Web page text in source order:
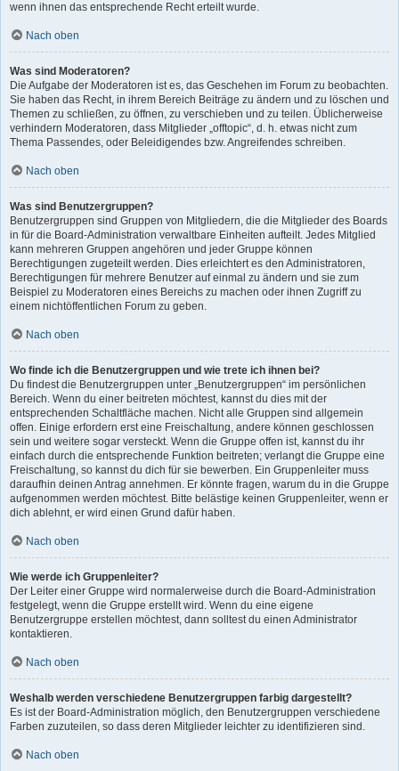
wenn ihnen das entsprechende Recht erteilt wurde.
Nach oben
Was sind Moderatoren?
Die Aufgabe der Moderatoren ist es, das Geschehen im Forum zu beobachten.
Sie haben das Recht, in ihrem Bereich Beiträge zu ändern und zu löschen und
Themen zu schließen, zu öffnen, zu verschieben und zu teilen. Üblicherweise
verhindern Moderatoren, dass Mitglieder „offtopic“, d. h. etwas nicht zum
Thema Passendes, oder Beleidigendes bzw. Angreifendes schreiben.
Nach oben
Was sind Benutzergruppen?
Benutzergruppen sind Gruppen von Mitgliedern, die die Mitglieder des Boards
in für die Board-Administration verwaltbare Einheiten aufteilt. Jedes Mitglied
kann mehreren Gruppen angehören und jeder Gruppe können
Berechtigungen zugeteilt werden. Dies erleichtert es den Administratoren,
Berechtigungen für mehrere Benutzer auf einmal zu ändern und sie zum
Beispiel zu Moderatoren eines Bereichs zu machen oder ihnen Zugriff zu
einem nichtöffentlichen Forum zu geben.
Nach oben
Wo finde ich die Benutzergruppen und wie trete ich ihnen bei?
Du findest die Benutzergruppen unter „Benutzergruppen“ im persönlichen
Bereich. Wenn du einer beitreten möchtest, kannst du dies mit der
entsprechenden Schaltfläche machen. Nicht alle Gruppen sind allgemein
offen. Einige erfordern erst eine Freischaltung, andere können geschlossen
sein und weitere sogar versteckt. Wenn die Gruppe offen ist, kannst du ihr
einfach durch die entsprechende Funktion beitreten; verlangt die Gruppe eine
Freischaltung, so kannst du dich für sie bewerben. Ein Gruppenleiter muss
daraufhin deinen Antrag annehmen. Er könnte fragen, warum du in die Gruppe
aufgenommen werden möchtest. Bitte belästige keinen Gruppenleiter, wenn er
dich ablehnt, er wird einen Grund dafür haben.
Nach oben
Wie werde ich Gruppenleiter?
Der Leiter einer Gruppe wird normalerweise durch die Board-Administration
festgelegt, wenn die Gruppe erstellt wird. Wenn du eine eigene
Benutzergruppe erstellen möchtest, dann solltest du einen Administrator
kontaktieren.
Nach oben
Weshalb werden verschiedene Benutzergruppen farbig dargestellt?
Es ist der Board-Administration möglich, den Benutzergruppen verschiedene
Farben zuzuteilen, so dass deren Mitglieder leichter zu identifizieren sind.
Nach oben